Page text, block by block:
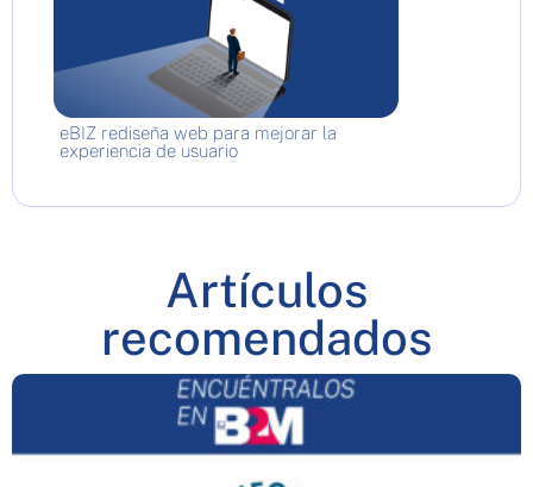
eBIZ rediseña web para mejorar la
experiencia de usuario
Artículos
recomendados